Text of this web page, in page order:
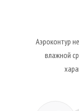
Аэроконтур
влажной